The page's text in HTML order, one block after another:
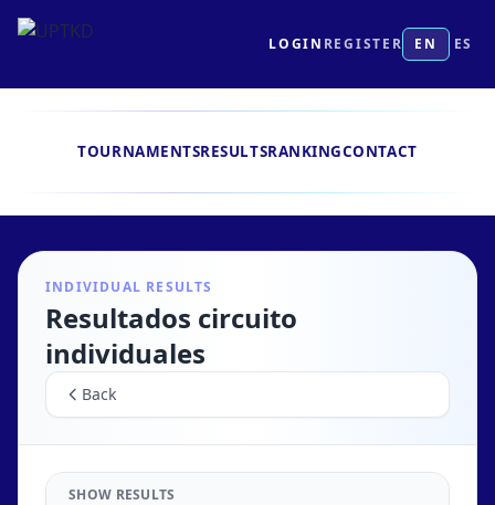
LOGIN REGISTER EN ES
TOURNAMENTSRESULTSRANKINGCONTACT
INDIVIDUAL RESULTS
Resultados circuito
individuales
Back
SHOW RESULTS